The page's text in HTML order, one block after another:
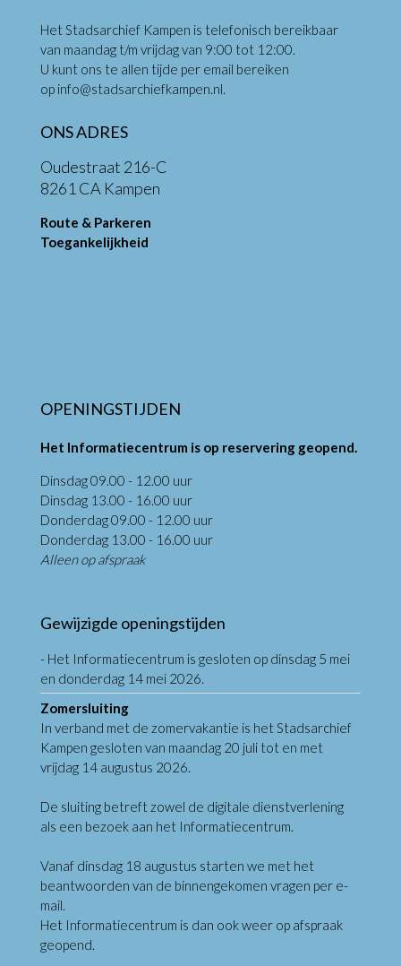
Het Stadsarchief Kampen is telefonisch bereikbaar
van maandag t/m vrijdag van 9:00 tot 12:00.
U kunt ons te allen tijde per email bereiken
op info@stadsarchiefkampen.nl.
ONS ADRES
Oudestraat 216-C
8261 CA Kampen
Route & Parkeren
Toegankelijkheid
OPENINGSTIJDEN
Het Informatiecentrum is op reservering geopend.
Dinsdag 09.00 - 12.00 uur
Dinsdag 13.00 - 16.00 uur
Donderdag 09.00 - 12.00 uur
Donderdag 13.00 - 16.00 uur
Alleen op afspraak
Gewijzigde openingstijden
- Het Informatiecentrum is gesloten op dinsdag 5 mei
en donderdag 14 mei 2026.
Zomersluiting
In verband met de zomervakantie is het Stadsarchief
Kampen gesloten van maandag 20 juli tot en met
vrijdag 14 augustus 2026.
De sluiting betreft zowel de digitale dienstverlening
als een bezoek aan het Informatiecentrum.
Vanaf dinsdag 18 augustus starten we met het
beantwoorden van de binnengekomen vragen per e-
mail.
Het Informatiecentrum is dan ook weer op afspraak
geopend.